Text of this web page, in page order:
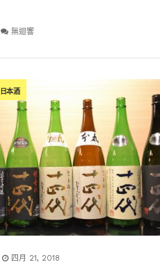
無迴響
日本酒
四月 21, 2018